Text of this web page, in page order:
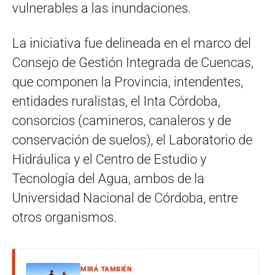
vulnerables a las inundaciones.
La iniciativa fue delineada en el marco del
Consejo de Gestión Integrada de Cuencas,
que componen la Provincia, intendentes,
entidades ruralistas, el Inta Córdoba,
consorcios (camineros, canaleros y de
conservación de suelos), el Laboratorio de
Hidráulica y el Centro de Estudio y
Tecnología del Agua, ambos de la
Universidad Nacional de Córdoba, entre
otros organismos.
MIRÁ TAMBIÉN